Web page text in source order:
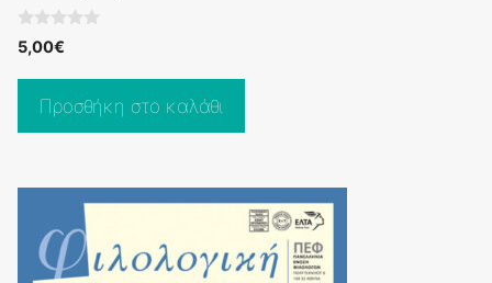
0
o
5
5,00€
Προσθήκη στο καλάθι